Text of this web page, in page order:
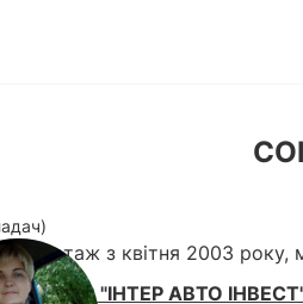
стаж з квітня 2003
ТОВ "ІНТЕР АВТО